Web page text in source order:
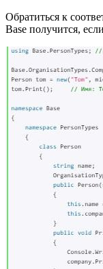
Обратиться к
Base получится,